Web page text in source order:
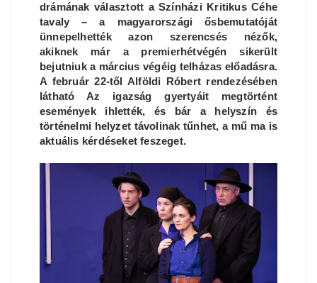
drámának választott a Színházi Kritikus Céhe
tavaly – a magyarországi ősbemutatóját
ünnepelhették azon szerencsés nézők,
akiknek már a premierhétvégén sikerült
bejutniuk a március végéig telházas előadásra.
A február 22-től Alföldi Róbert rendezésében
látható Az igazság gyertyáit megtörtént
események ihlették, és bár a helyszín és
történelmi helyzet távolinak tűnhet, a mű ma is
aktuális kérdéseket feszeget.